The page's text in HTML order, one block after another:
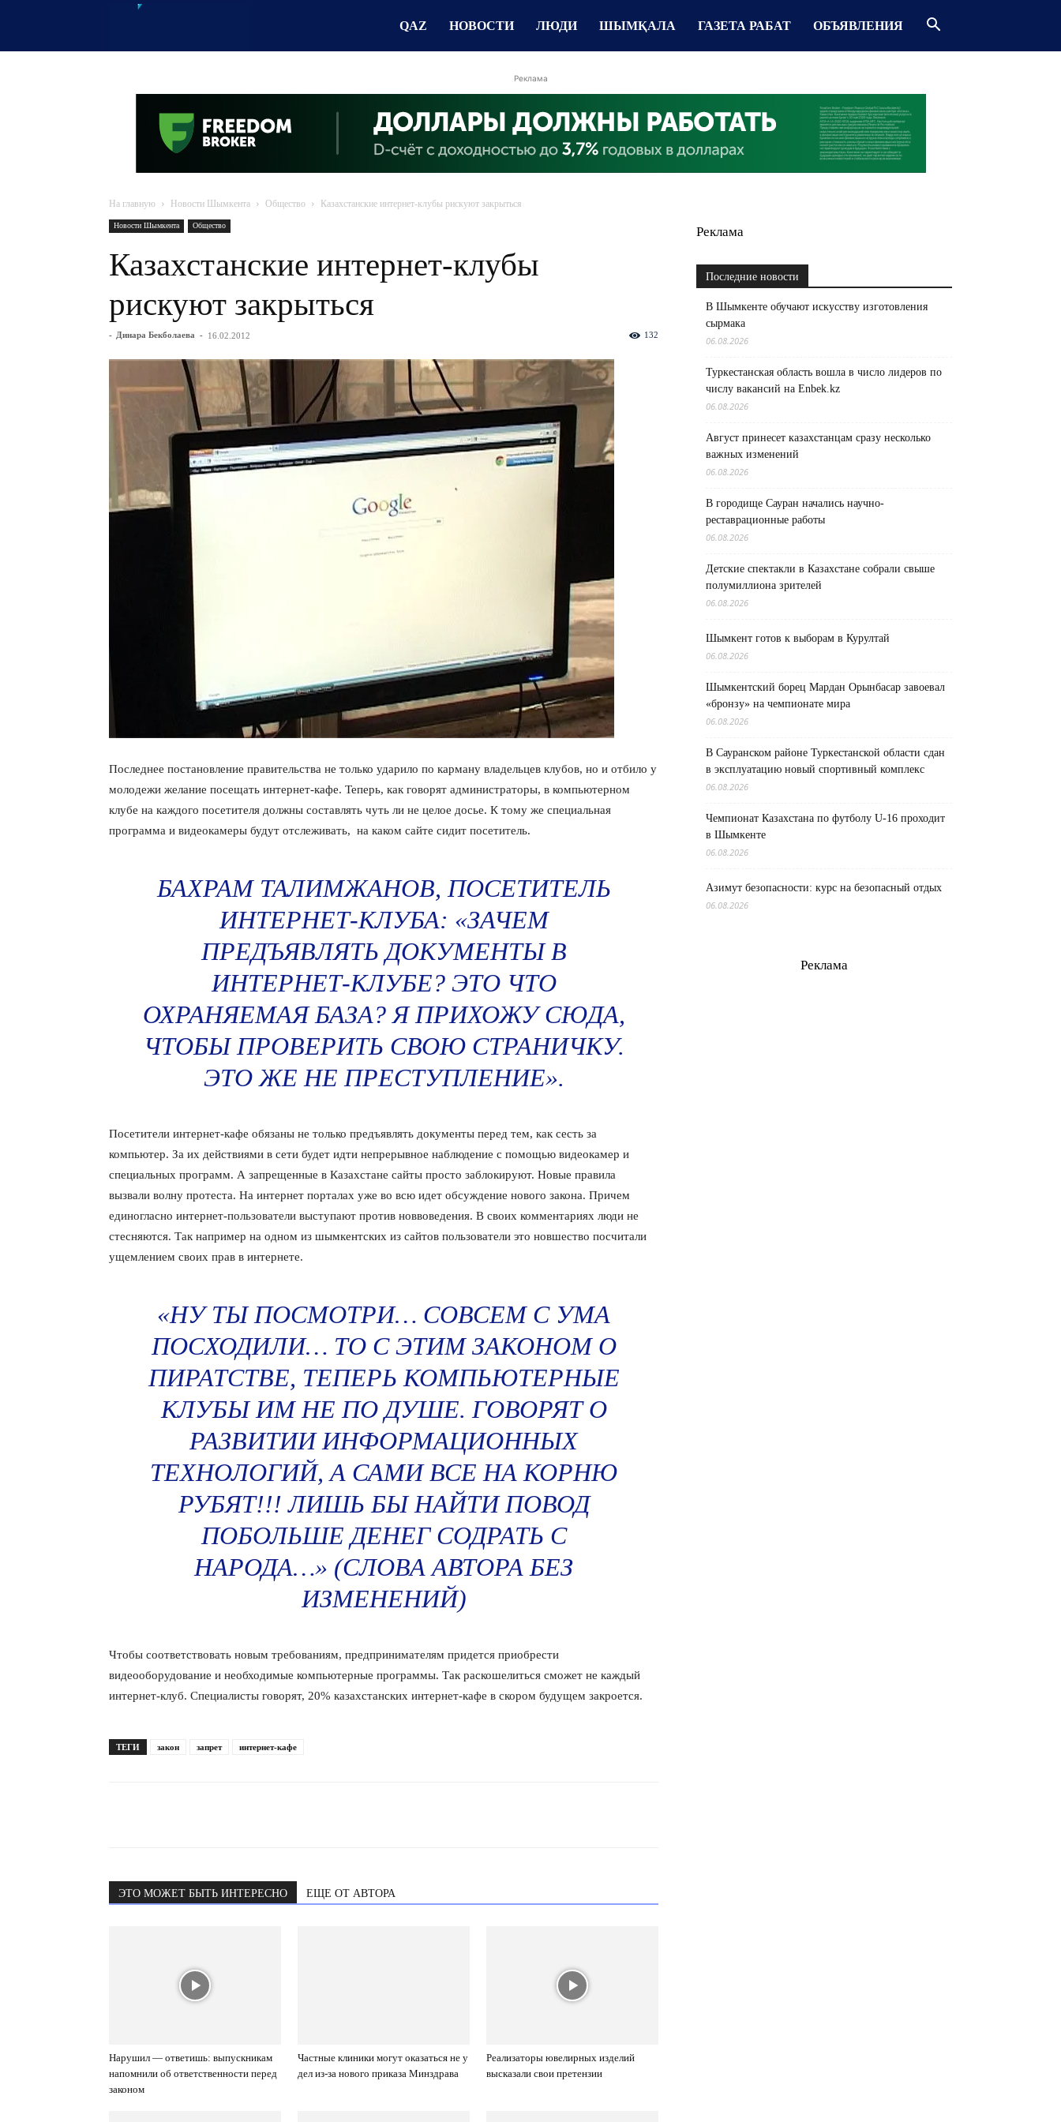
QAZ НОВОСТИ ЛЮДИ ШЫМҚАЛА ГАЗЕТА РАБАТ ОБЪЯВЛЕНИЯ
Реклама
На главную Новости Шымкента Общество Казахстанские интернет-клубы рискуют закрыться
Новости Шымкента Общество
Казахстанские интернет-клубы
рискуют закрыться
- Динара Бекболаева - 16.02.2012 132
Последнее постановление правительства не только ударило по карману владельцев клубов, но и отбило у
молодежи желание посещать интернет-кафе. Теперь, как говорят администраторы, в компьютерном
клубе на каждого посетителя должны составлять чуть ли не целое досье. К тому же специальная
программа и видеокамеры будут отслеживать, на каком сайте сидит посетитель.
БАХРАМ ТАЛИМЖАНОВ, ПОСЕТИТЕЛЬ
ИНТЕРНЕТ-КЛУБА: «ЗАЧЕМ
ПРЕДЪЯВЛЯТЬ ДОКУМЕНТЫ В
ИНТЕРНЕТ-КЛУБЕ? ЭТО ЧТО
ОХРАНЯЕМАЯ БАЗА? Я ПРИХОЖУ СЮДА,
ЧТОБЫ ПРОВЕРИТЬ СВОЮ СТРАНИЧКУ.
ЭТО ЖЕ НЕ ПРЕСТУПЛЕНИЕ».
Посетители интернет-кафе обязаны не только предъявлять документы перед тем, как сесть за
компьютер. За их действиями в сети будет идти непрерывное наблюдение с помощью видеокамер и
специальных программ. А запрещенные в Казахстане сайты просто заблокируют. Новые правила
вызвали волну протеста. На интернет порталах уже во всю идет обсуждение нового закона. Причем
единогласно интернет-пользователи выступают против новвоведения. В своих комментариях люди не
стесняются. Так например на одном из шымкентских из сайтов пользователи это новшество посчитали
ущемлением своих прав в интернете.
«НУ ТЫ ПОСМОТРИ… СОВСЕМ С УМА
ПОСХОДИЛИ… ТО С ЭТИМ ЗАКОНОМ О
ПИРАТСТВЕ, ТЕПЕРЬ КОМПЬЮТЕРНЫЕ
КЛУБЫ ИМ НЕ ПО ДУШЕ. ГОВОРЯТ О
РАЗВИТИИ ИНФОРМАЦИОННЫХ
ТЕХНОЛОГИЙ, А САМИ ВСЕ НА КОРНЮ
РУБЯТ!!! ЛИШЬ БЫ НАЙТИ ПОВОД
ПОБОЛЬШЕ ДЕНЕГ СОДРАТЬ С
НАРОДА…» (СЛОВА АВТОРА БЕЗ
ИЗМЕНЕНИЙ)
Чтобы соответствовать новым требованиям, предпринимателям придется приобрести
видеооборудование и необходимые компьютерные программы. Так раскошелиться сможет не каждый
интернет-клуб. Специалисты говорят, 20% казахстанских интернет-кафе в скором будущем закроется.
ТЕГИ закон запрет интернет-кафе
ЭТО МОЖЕТ БЫТЬ ИНТЕРЕСНО ЕЩЕ ОТ АВТОРА
Нарушил — ответишь: выпускникам
напомнили об ответственности перед
законом
Частные клиники могут оказаться не у
дел из-за нового приказа Минздрава
Реализаторы ювелирных изделий
высказали свои претензии
Реклама
Последние новости
В Шымкенте обучают искусству изготовления
сырмака
06.08.2026
Туркестанская область вошла в число лидеров по
числу вакансий на Enbek.kz
06.08.2026
Август принесет казахстанцам сразу несколько
важных изменений
06.08.2026
В городище Сауран начались научно-
реставрационные работы
06.08.2026
Детские спектакли в Казахстане собрали свыше
полумиллиона зрителей
06.08.2026
Шымкент готов к выборам в Курултай
06.08.2026
Шымкентский борец Мардан Орынбасар завоевал
«бронзу» на чемпионате мира
06.08.2026
В Сауранском районе Туркестанской области сдан
в эксплуатацию новый спортивный комплекс
06.08.2026
Чемпионат Казахстана по футболу U-16 проходит
в Шымкенте
06.08.2026
Азимут безопасности: курс на безопасный отдых
06.08.2026
Реклама